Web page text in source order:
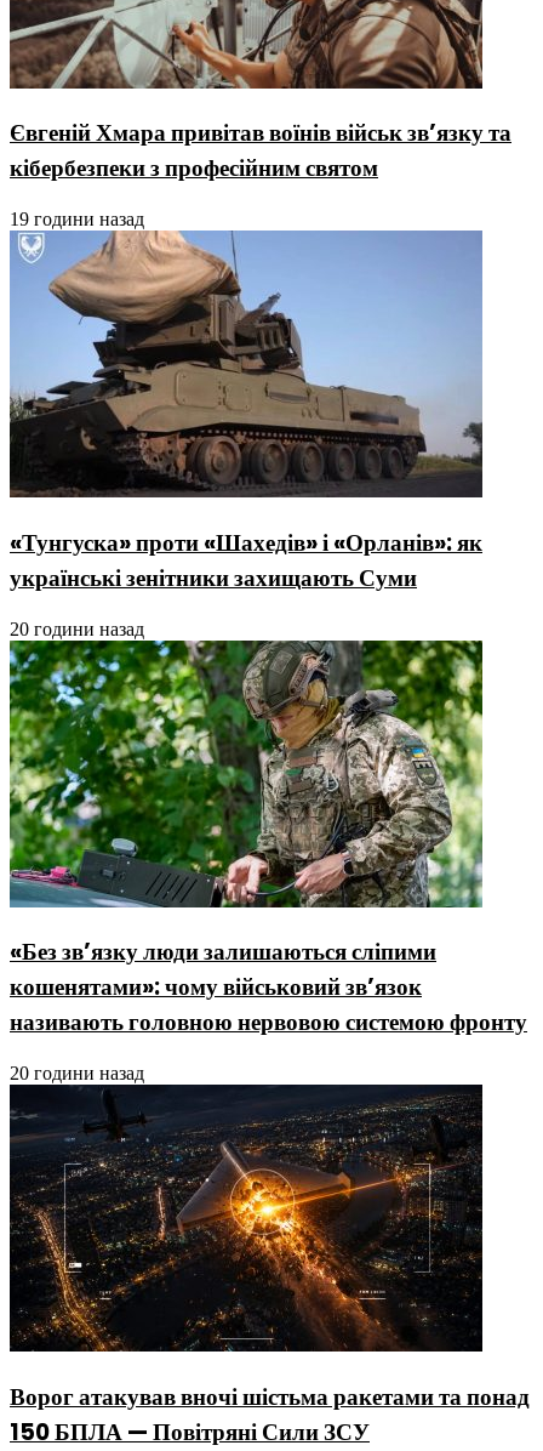
Євгеній Хмара привітав воїнів військ зв’язку та
кібербезпеки з професійним святом
19 години назад
«Тунгуска» проти «Шахедів» і «Орланів»: як
українські зенітники захищають Суми
20 години назад
«Без зв’язку люди залишаються сліпими
кошенятами»: чому військовий зв’язок
називають головною нервовою системою фронту
20 години назад
Ворог атакував вночі шістьма ракетами та понад
150 БПЛА — Повітряні Сили ЗСУ